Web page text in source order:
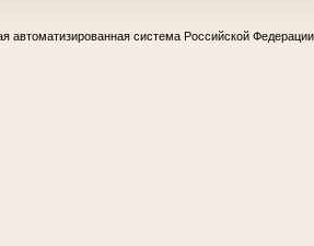
автоматизированная система Российской